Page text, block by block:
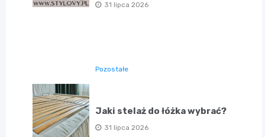
31 lipca 2026
Pozostałe
Jaki stelaż do łóżka wybrać?
31 lipca 2026